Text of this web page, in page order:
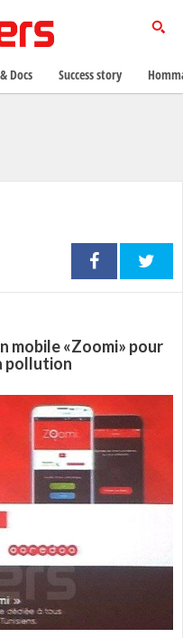
mobile «Zoomi» pour
pollution
Docs Success story